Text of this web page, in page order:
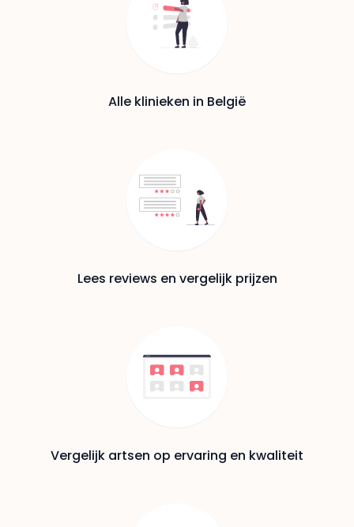
Alle klinieken in België
Lees reviews en vergelijk prijzen
Vergelijk artsen op ervaring en kwaliteit